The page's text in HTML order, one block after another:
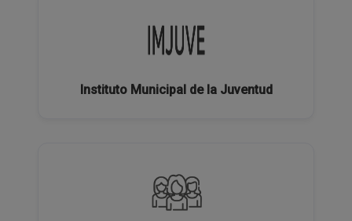
Instituto Municipal de la Juventud